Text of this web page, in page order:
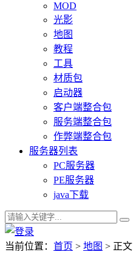
MOD
光影
地图
教程
工具
材质包
启动器
客户端整合包
服务端整合包
作弊端整合包
服务器列表
PC服务器
PE服务器
java下载
当前位置： 首页 > 地图 > 正文